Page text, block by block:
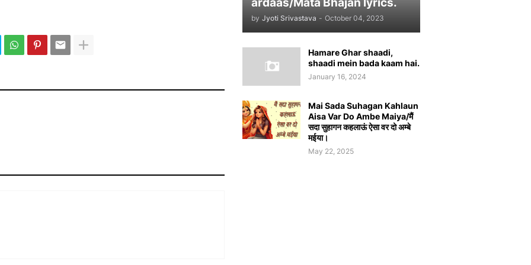
by Jyoti Srivastava - October 04, 2023
Hamare Ghar shaadi,
shaadi mein bada kaam hai.
January 16, 2024
Mai Sada Suhagan Kahlaun
Aisa Var Do Ambe Maiya/मैं
सदा सुहागन कहलाऊं ऐसा वर दो अम्बे
मईया।
May 22, 2025